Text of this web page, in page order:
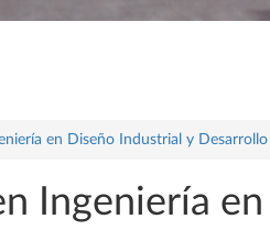
en Diseño Industrial y
Ingeniería